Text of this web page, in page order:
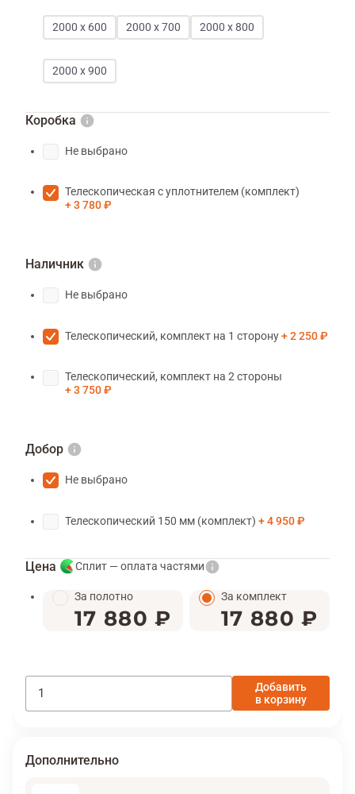
2000 х 600 2000 х 700 2000 х 800
2000 х 900
Коробка
Не выбрано
Телескопическая с уплотнителем (комплект)
3 780 ₽
Наличник
Не выбрано
Телескопический, комплект на 1 сторону 2 250 ₽
Телескопический, комплект на 2 стороны
3 750 ₽
Добор
Не выбрано
Телескопический 150 мм (комплект) 4 950 ₽
Цена Сплит — оплата частями
За полотно
17 880 ₽
За комплект
17 880 ₽
Добавить
в корзину
Дополнительно